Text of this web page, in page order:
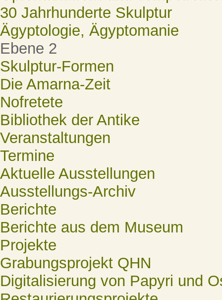
30 Jahrhunderte Skulptur
Ägyptologie, Ägyptomanie
Ebene 2
Skulptur-Formen
Die Amarna-Zeit
Nofretete
Bibliothek der Antike
Veranstaltungen
Termine
Aktuelle Ausstellungen
Ausstellungs-Archiv
Berichte
Berichte aus dem Museum
Projekte
Grabungsprojekt QHN
Digitalisierung von Papyri und